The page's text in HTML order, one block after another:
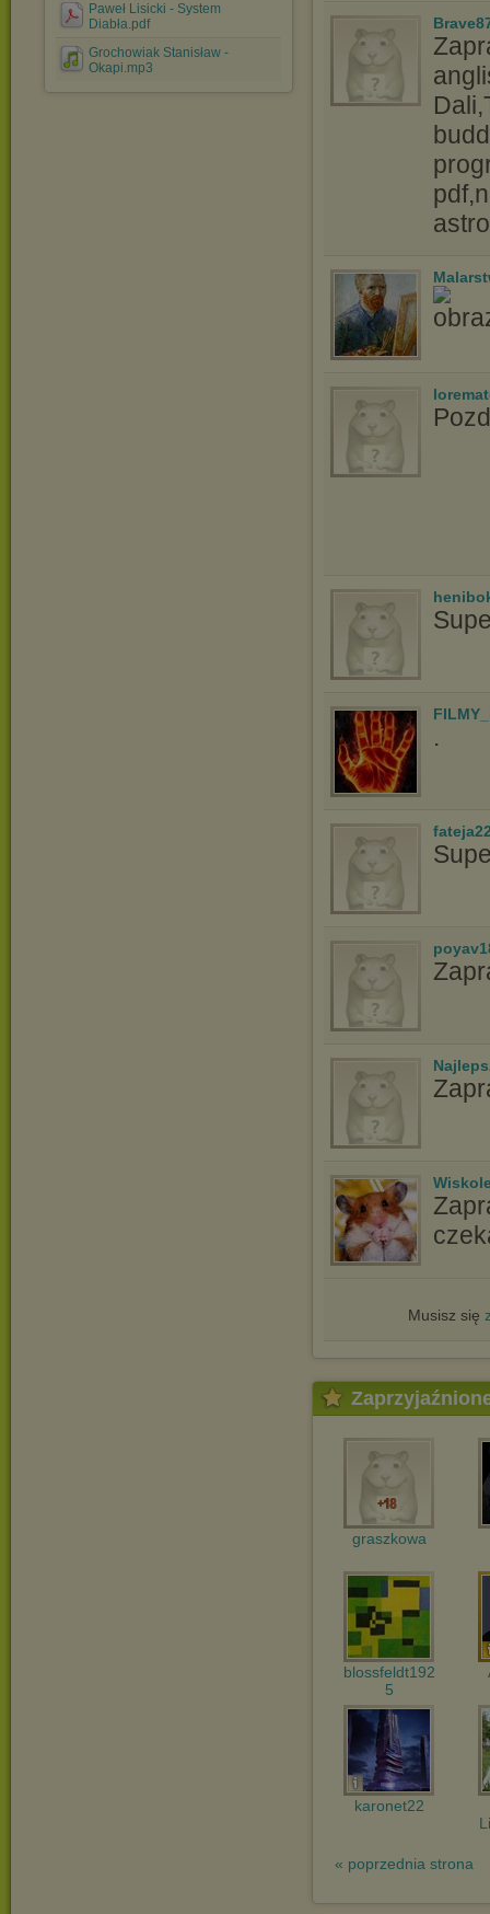
Paweł Lisicki - System
Diabła.pdf
Grochowiak Stanisław -
Okapi.mp3
.
Musisz się
graszkowa
blossfeldt192
5
karonet22
« poprzednia strona